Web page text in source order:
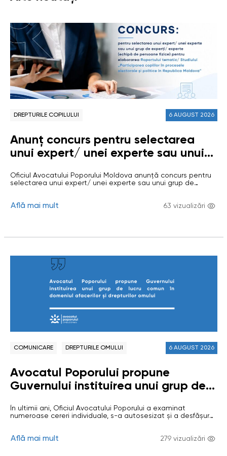
DREPTURILE COPILULUI 6 AUGUST 2026
Anunț concurs pentru selectarea
unui expert/ unei experte sau unui
persoane fizice) pentru elaborarea
„Participarea copiilor în procesele
Oficiul Avocatului Poporului Moldova anunță concurs pentru
selectarea unui expert/ unei experte sau unui grup de
copiilor în procesele electorale și politice în Republica
Află mai mult 63 vizualizări
COMUNICARE DREPTURILE OMULUI 6 AUGUST 2026
Avocatul Poporului propune
Guvernului instituirea unui grup de
drepturilor omului
În ultimii ani, Oficiul Avocatului Poporului a examinat
numeroase cereri individuale, s-a autosesizat și a desfășurat
caracter econimic), precum și insuficiența mecanismelor de
Află mai mult 279 vizualizări